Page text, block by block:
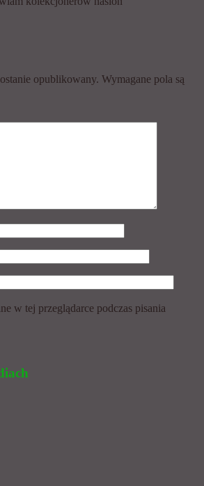
opublikowany. Wymagane pola są
w tej przeglądarce podczas pisania